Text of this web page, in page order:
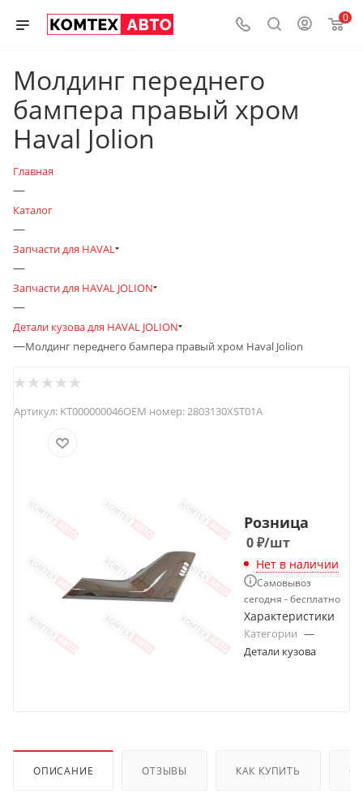
0
Молдинг переднего
бампера правый хром
Haval Jolion
Главная
—
Каталог
—
Запчасти для HAVAL
—
Запчасти для HAVAL JOLION
—
Детали кузова для HAVAL JOLION
—Молдинг переднего бампера правый хром Haval Jolion
Артикул: KT000000046OEM номер:2803130XST01A
Розница
0₽/шт
Нет в наличии
Самовывоз
сегодня - бесплатно
Характеристики
Категории —
Детали кузова
ОПИСАНИЕ ОТЗЫВЫ КАК КУПИТЬ